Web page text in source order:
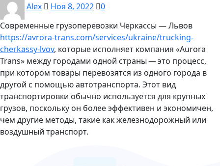
Alex Ноя 8, 2022
0
Современные грузоперевозки Черкассы — Львов
https://avrora-trans.com/services/ukraine/trucking-
cherkassy-lvov, которые исполняет компания «Aurora
Trans» между городами одной страны — это процесс,
при котором товары перевозятся из одного города в
другой с помощью автотранспорта. Этот вид
транспортировки обычно используется для крупных
грузов, поскольку он более эффективен и экономичен,
чем другие методы, такие как железнодорожный или
воздушный транспорт.